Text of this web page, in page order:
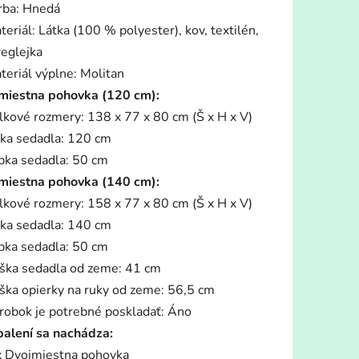
Hnedá
Látka (100 % polyester), kov, textilén,
výplne: Molitan
pohovka (120 cm):
rozmery: 138 x 77 x 80 cm (Š x H x V)
sedadla: 120 cm
sedadla: 50 cm
pohovka (140 cm):
rozmery: 158 x 77 x 80 cm (Š x H x V)
sedadla: 140 cm
sedadla: 50 cm
sedadla od zeme: 41 cm
opierky na ruky od zeme: 56,5 cm
je potrebné poskladať: Áno
sa nachádza:
Dvojmiestna pohovka